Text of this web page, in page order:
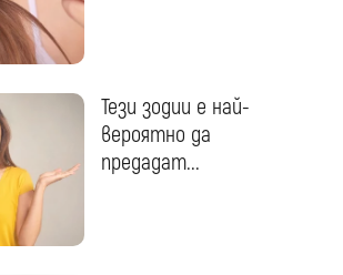
Тези зодии е най-
вероятно да
предадат...